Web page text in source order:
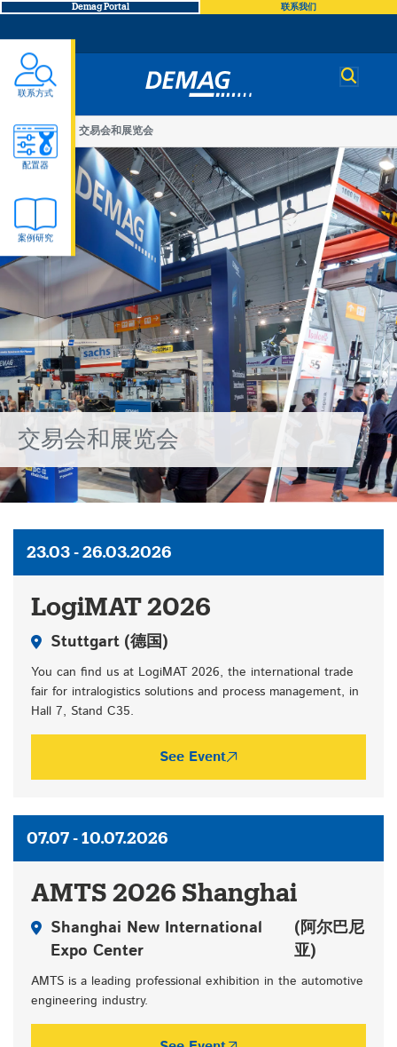
Demag Portal 联系我们
Demag
You
are
here
公司 交易会和展览会
联系方式
配置器
案例研究
交
易
会
和
展
览
会
交易会和展览会
23.03 - 26.03.2026
LogiMAT 2026
Stuttgart (德国)
You can find us at LogiMAT 2026, the international trade
fair for intralogistics solutions and process management, in
Hall 7, Stand C35.
See Event
07.07 - 10.07.2026
AMTS 2026 Shanghai
Shanghai New International
Expo Center
(阿尔巴尼
亚)
AMTS is a leading professional exhibition in the automotive
engineering industry.